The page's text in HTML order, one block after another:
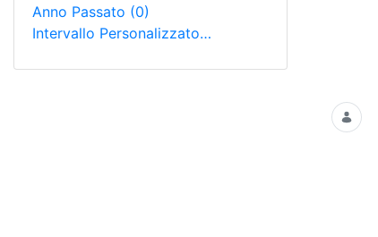
Anno Passato (0)
Intervallo Personalizzato…